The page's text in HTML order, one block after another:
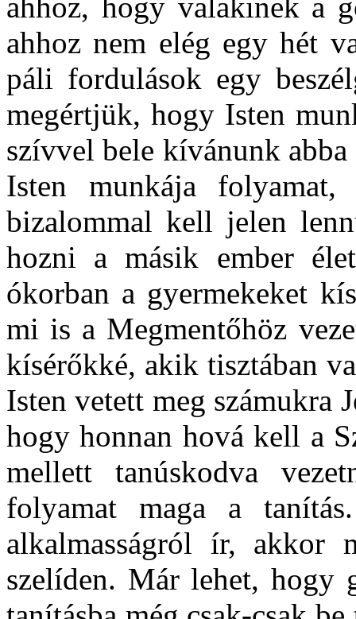
ahhoz nem elég egy hét
páli fordulások egy
megértjük, hogy Isten
szívvel bele kívánunk
Isten munkája
bizalommal kell jelen
hozni a másik ember
ókorban a gyermekeket
mi is a Megmentőhöz
kísérőkké, akik tisztában
Isten vetett meg számukra
hogy honnan hová kell a
mellett tanúskodva
folyamat maga a
alkalmasságról ír, akkor
szelíden. Már lehet, hogy